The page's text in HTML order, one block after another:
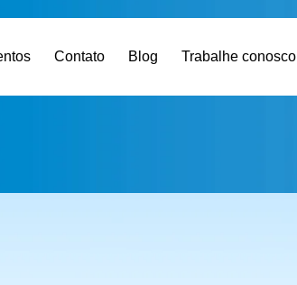
Contato Blog Trabalhe conosco